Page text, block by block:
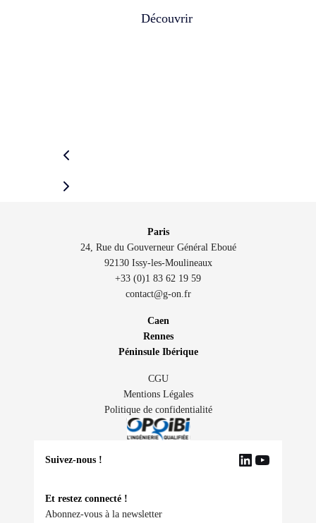
Découvrir
Paris
24, Rue du Gouverneur Général Eboué
92130 Issy-les-Moulineaux
+33 (0)1 83 62 19 59
contact@g-on.fr
Caen
Rennes
Péninsule Ibérique
CGU
Mentions Légales
Politique de confidentialité
Suivez-nous !
L Y
Et restez connecté !
Abonnez-vous à la newsletter